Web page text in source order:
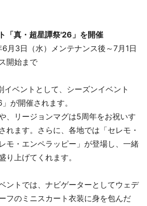
「真・超星譚祭'26」を開催
月3日（水）メンテナンス後～7月1日
開始まで
イベントとして、シーズンイベント
が開催されます。
、リージョンマグは5周年をお祝いす
れます。さらに、各地では「セレモ・
モ・エンペラッピー」が登場し、一緒
り上げてくれます。
ントでは、ナビゲーターとしてウェデ
フのミニスカート衣装に身を包んだ